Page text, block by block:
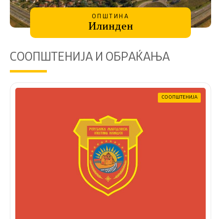
ОПШТИНА
Илинден
СООПШТЕНИЈА И ОБРАЌАЊА
СООПШТЕНИЈА